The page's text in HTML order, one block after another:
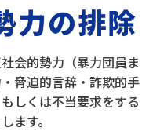
力の排除
会的勢力（暴力団員ま
脅迫的言辞・詐欺的手
しくは不当要求をする
ます。